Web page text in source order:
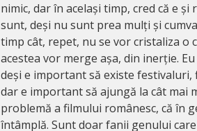
nimic, dar în același timp, cred că e
sunt, deși nu sunt prea mulți și
timp cât, repet, nu se vor cristaliza o
acestea vor merge așa, din inerție.
deși e important să existe festivaluri,
dar e important să ajungă la cât mai
problemă a filmului românesc, că în
întâmplă. Sunt doar fanii genului